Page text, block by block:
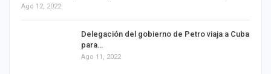
Ago 12, 2022
Delegación del gobierno de Petro viaja a Cuba
para…
Ago 11, 2022